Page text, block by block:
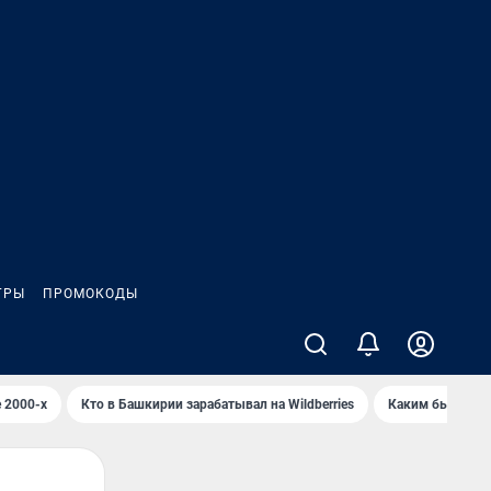
ПРОМОКОДЫ
2000-х Кто в Башкирии зарабатывал на Wildberries Каким было